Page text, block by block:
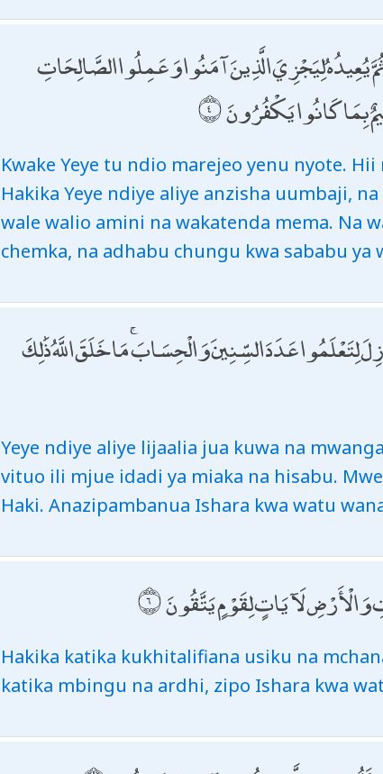
يُعِيدُهُ لِيَجْزِيَ الَّذِينَ آمَنُوا وَعَمِلُوا الصَّالِحَاتِ
بِمَا كَانُوا يَكْفُرُونَ
Kwake Yeye tu ndio marejeo yenu nyote.
Hakika Yeye ndiye aliye anzisha uumbaji,
wale walio amini na wakatenda mema. Na
chemka, na adhabu chungu kwa sababu
عَدَدَ السِّنِينَ وَالْحِسَابَ ۚ مَا خَلَقَ اللَّهُ ذَٰلِكَ
Yeye ndiye aliye lijaalia jua kuwa na
vituo ili mjue idadi ya miaka na hisabu.
Haki. Anazipambanua Ishara kwa watu
وَالْأَرْضِ لَآيَاتٍ لِقَوْمٍ يَتَّقُونَ
Hakika katika kukhitalifiana usiku na
katika mbingu na ardhi, zipo Ishara kwa